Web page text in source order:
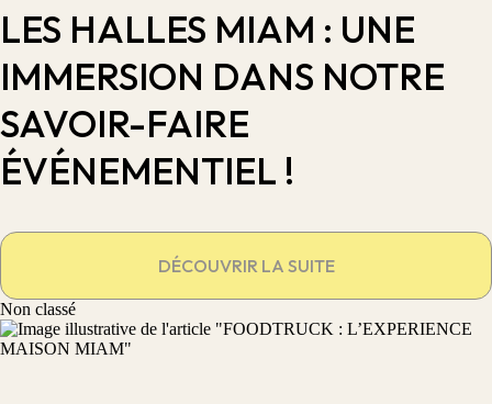
LES HALLES MIAM : UNE
IMMERSION DANS NOTRE
SAVOIR-FAIRE
ÉVÉNEMENTIEL !
DÉCOUVRIR LA SUITE
Non classé